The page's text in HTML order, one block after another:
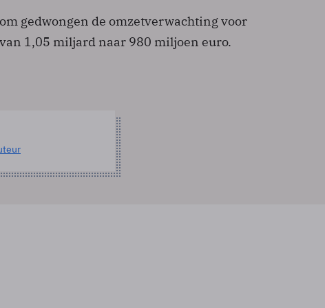
gedwongen de omzetverwachting voor
1,05 miljard naar 980 miljoen euro.